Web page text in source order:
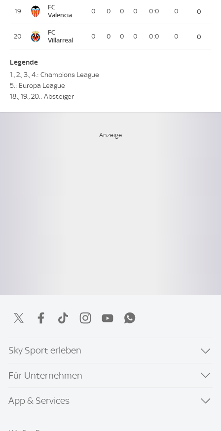
19
FC
Valencia
0 0 0 0 0:0 0 0
20
FC
Villarreal
0 0 0 0 0:0 0 0
Legende
1., 2., 3., 4.: Champions League
5.: Europa League
18., 19., 20.: Absteiger
Sky Sport erleben
Für Unternehmen
App & Services